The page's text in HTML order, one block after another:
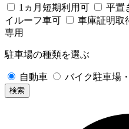
1ヵ月短期利用可
平置
イルーフ車可
車庫証明取
専用
駐車場の種類を選ぶ
自動車 バイク駐車場
検索